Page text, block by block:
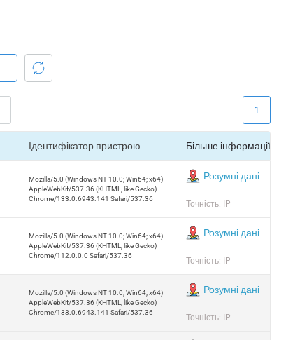
1
Ідентифікатор пристрою Більше інформації
Mozilla/5.0 (Windows NT 10.0; Win64; x64)
AppleWebKit/537.36 (KHTML, like Gecko)
Chrome/133.0.6943.141 Safari/537.36
Розумні дані
Точність: IP
Mozilla/5.0 (Windows NT 10.0; Win64; x64)
AppleWebKit/537.36 (KHTML, like Gecko)
Chrome/112.0.0.0 Safari/537.36
Розумні дані
Точність: IP
Mozilla/5.0 (Windows NT 10.0; Win64; x64)
AppleWebKit/537.36 (KHTML, like Gecko)
Chrome/133.0.6943.141 Safari/537.36
Розумні дані
Точність: IP